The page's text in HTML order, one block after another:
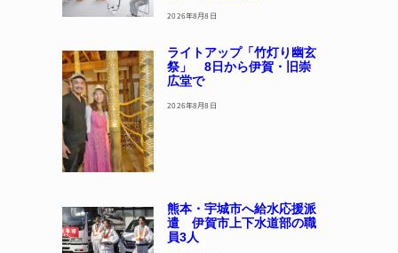
2026年8月8日
ライトアップ「竹灯り幽玄
祭」 8日から伊賀・旧崇
広堂で
2026年8月8日
熊本・宇城市へ給水応援派
遣 伊賀市上下水道部の職
員3人